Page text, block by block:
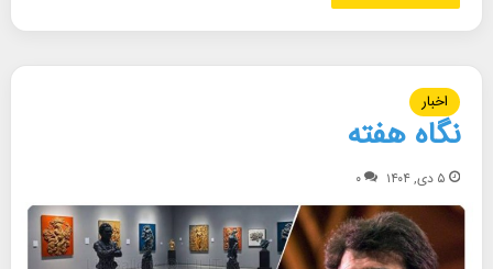
اخبار
نگاه هفته
۵ دی, ۱۴۰۴ ۰